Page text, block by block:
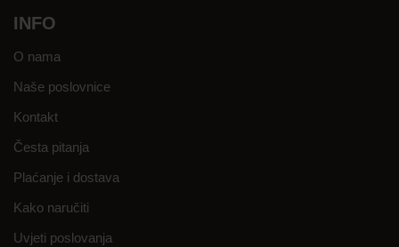
INFO
O nama
Naše poslovnice
Kontakt
Česta pitanja
Plaćanje i dostava
Kako naručiti
Uvjeti poslovanja